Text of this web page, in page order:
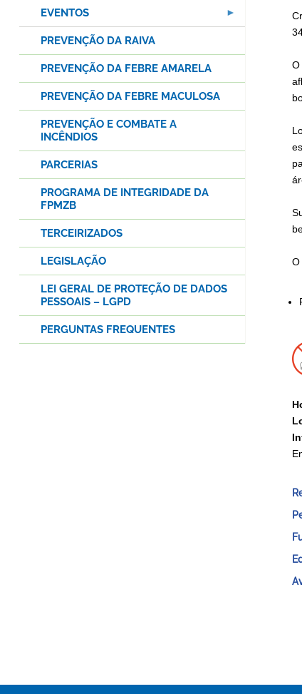
O
O
EVENTOS
PREVENÇÃO DA RAIVA
PREVENÇÃO DA FEBRE AMARELA
PREVENÇÃO DA FEBRE MACULOSA
PREVENÇÃO E COMBATE A
INCÊNDIOS
PARCERIAS
PROGRAMA DE INTEGRIDADE DA
FPMZB
TERCEIRIZADOS
LEGISLAÇÃO
LEI GERAL DE PROTEÇÃO DE DADOS
PESSOAIS – LGPD
PERGUNTAS FREQUENTES